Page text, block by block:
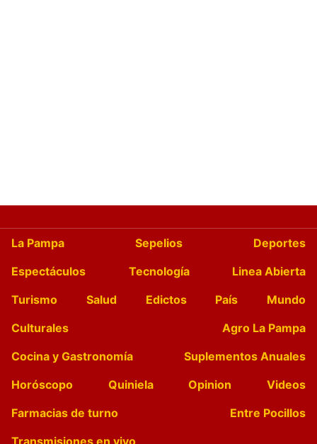
La Pampa Sepelios
Deportes
Espectáculos
Tecnología
Linea Abierta
Turismo
Salud Edictos País
Mundo
Culturales
Agro La Pampa
Cocina y Gastronomía
Suplementos Anuales
Horóscopo
Quiniela Opinion
Videos
Farmacias de turno
Entre Pocillos
Transmisiones en vivo